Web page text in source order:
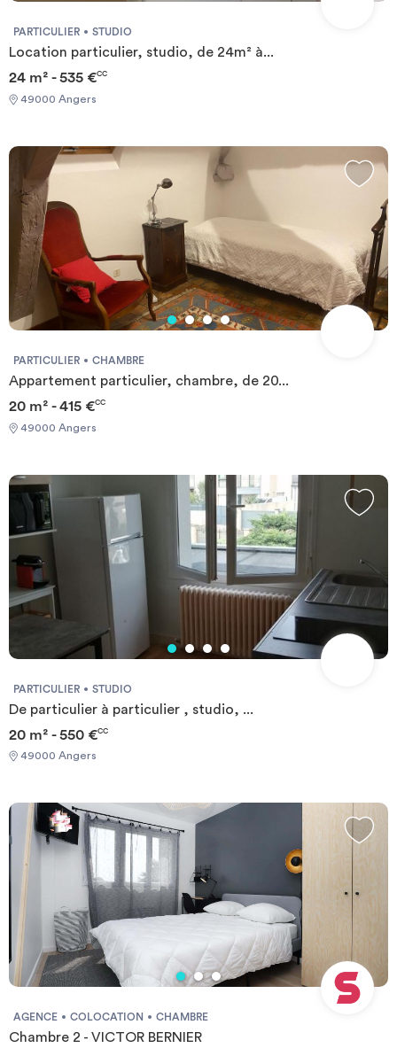
financières - Carte d'identité - Motif du transfert / transitoire
PARTICULIER STUDIO
Location particulier, studio, de 24m² à...
24 m² - 535 €CC
49000 Angers
PARTICULIER CHAMBRE
Appartement particulier, chambre, de 20...
20 m² - 415 €CC
49000 Angers
PARTICULIER STUDIO
De particulier à particulier , studio, ...
20 m² - 550 €CC
49000 Angers
AGENCE COLOCATION CHAMBRE
Chambre 2 - VICTOR BERNIER